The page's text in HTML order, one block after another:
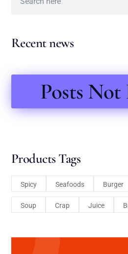
Recent news
Posts Not
Products Tags
Spicy Seafoods Burger
Soup Crap Juice